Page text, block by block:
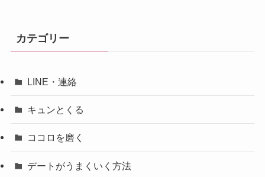
カテゴリー
LINE・連絡
キュンとくる
ココロを磨く
デートがうまくいく方法